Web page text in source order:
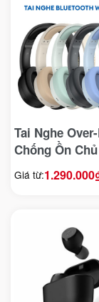
Tai Nghe
Chống Ồn
Edifier
Giá từ:1.290.000